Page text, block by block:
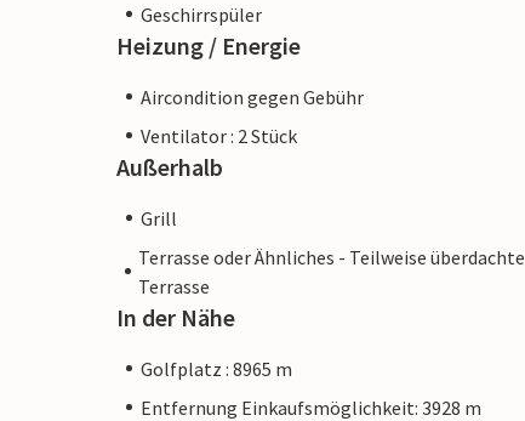
Geschirrspüler
Heizung / Energie
Aircondition gegen Gebühr
Ventilator : 2 Stück
Außerhalb
Grill
Terrasse oder Ähnliches - Teilweise überdachte
Terrasse
In der Nähe
Golfplatz : 8965 m
Entfernung Einkaufsmöglichkeit: 3928 m